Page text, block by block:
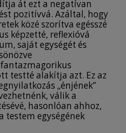
át ezt a negatívan
pozitívvá. Azáltal, hogy
közé szorítva egésszé
képzetté, reflexióvá
saját egységét és
testté alakítja azt. Ez az
„énjének”
válik a
hasonlóan ahhoz,
testem egységének